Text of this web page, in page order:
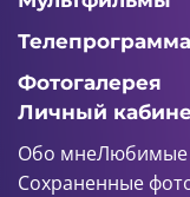
Телепрограмма
Фотогалерея
Личный
Обо мнеЛюбимые
Сохраненные